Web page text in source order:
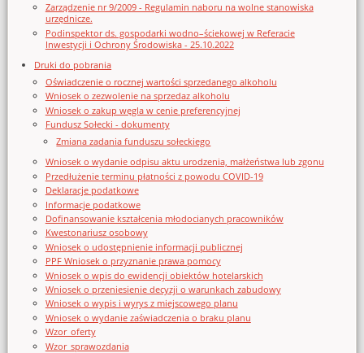
Zarządzenie nr 9/2009 - Regulamin naboru na wolne stanowiska
urzędnicze.
Podinspektor ds. gospodarki wodno–ściekowej w Referacie
Inwestycji i Ochrony Środowiska - 25.10.2022
Druki do pobrania
Oświadczenie o rocznej wartości sprzedanego alkoholu
Wniosek o zezwolenie na sprzedaz alkoholu
Wniosek o zakup węgla w cenie preferencyjnej
Fundusz Sołecki - dokumenty
Zmiana zadania funduszu sołeckiego
Wniosek o wydanie odpisu aktu urodzenia, małżeństwa lub zgonu
Przedłużenie terminu płatności z powodu COVID-19
Deklaracje podatkowe
Informacje podatkowe
Dofinansowanie kształcenia młodocianych pracowników
Kwestonariusz osobowy
Wniosek o udostępnienie informacji publicznej
PPF Wniosek o przyznanie prawa pomocy
Wniosek o wpis do ewidencji obiektów hotelarskich
Wniosek o przeniesienie decyzji o warunkach zabudowy
Wniosek o wypis i wyrys z miejscowego planu
Wniosek o wydanie zaświadczenia o braku planu
Wzor_oferty
Wzor_sprawozdania